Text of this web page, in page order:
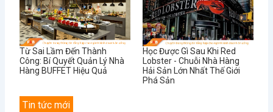
Từ Sai Lầm Đến Thành
Công: Bí Quyết Quản Lý Nhà
Hàng BUFFET Hiệu Quả
Học Được Gì Sau Khi Red
Lobster - Chuỗi Nhà Hàng
Hải Sản Lớn Nhất Thế Giới
Phá Sản
Tin tức mới